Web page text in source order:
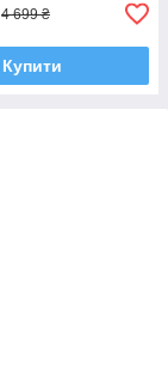
4 699 ₴
Купити